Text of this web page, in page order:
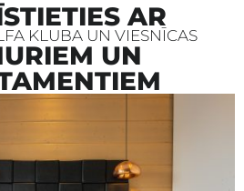
AR
KLUBA UN VIESNĪCAS
UN